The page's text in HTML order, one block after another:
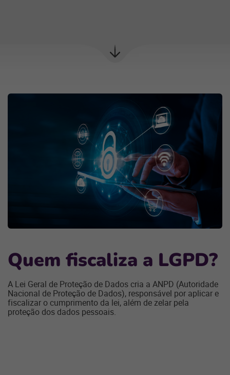
Quem fiscaliza a LGPD?
A Lei Geral de Proteção de Dados cria a ANPD (Autoridade
Nacional de Proteção de Dados), responsável por aplicar e
fiscalizar o cumprimento da lei, além de zelar pela
proteção dos dados pessoais.